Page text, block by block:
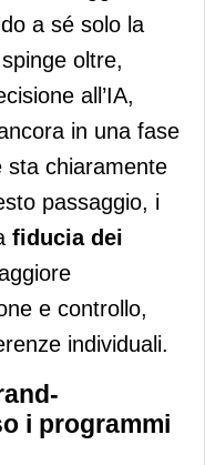
a sé solo la
oltre,
all’IA,
in una fase
sta chiaramente
passaggio, i
fiducia dei
e controllo,
individuali.
i programmi